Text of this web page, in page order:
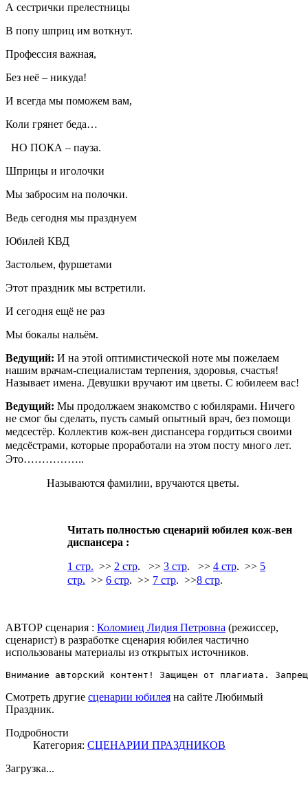
А сестрички прелестницы
В попу шприц им воткнут.
Профессия важная,
Без неё – никуда!
И всегда мы поможем вам,
Коли грянет беда…
НО ПОКА – пауза.
Шприцы и иголочки
Мы забросим на полочки.
Ведь сегодня мы празднуем
Юбилей КВД
Застольем, фуршетами
Этот праздник мы встретили.
И сегодня ещё не раз
Мы бокалы нальём.
Ведущий: И на этой оптимистической ноте мы пожелаем
нашим врачам-специалистам терпения, здоровья, счастья!
Называет имена. Девушки вручают им цветы. С юбилеем вас!
Ведущий: Мы продолжаем знакомство с юбилярами. Ничего
не смог бы сделать, пусть самый опытный врач, без помощи
медсестёр. Коллектив кож-вен диспансера гордиться своими
медсёстрами, которые проработали на этом посту много лет.
Это……………..
Называются фамилии, вручаются цветы.
Читать полностью сценарий юбилея кож-вен
диспансера :
1 стр. >> 2 стр. >> 3 стр. >> 4 стр. >> 5
стр. >> 6 стр. >> 7 стр. >>8 стр.
АВТОР сценария : Коломиец Лидия Петровна (режиссер,
сценарист) в разработке сценария юбилея частично
использованы материалы из открытых источников.
Внимание авторский контент! Защищен от плагиата.
Смотреть другие сценарии юбилея на сайте Любимый
Праздник.
Подробности
Категория: СЦЕНАРИИ ПРАЗДНИКОВ
Загрузка...